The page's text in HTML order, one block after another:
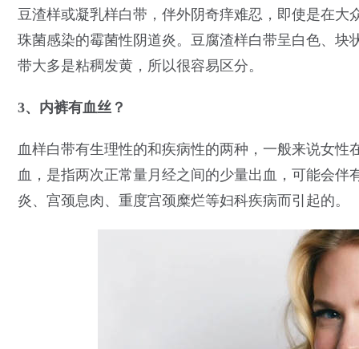
豆渣样或凝乳样白带，伴外阴奇痒难忍，即使是在
珠菌感染的霉菌性阴道炎。豆腐渣样白带呈白色、
带大多是粘稠发黄，所以很容易区分。
3、内裤有血丝？
血样白带有生理性的和疾病性的两种，一般来说女
血，是指两次正常量月经之间的少量出血，可能会
炎、宫颈息肉、重度宫颈糜烂等妇科疾病而引起的。